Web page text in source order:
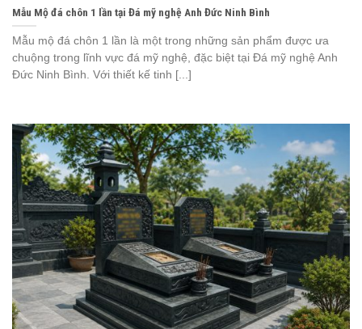
Mẫu Mộ đá chôn 1 lần tại Đá mỹ nghệ Anh Đức Ninh Bình
Mẫu mộ đá chôn 1 lần là một trong những sản phẩm được ưa
chuộng trong lĩnh vực đá mỹ nghệ, đặc biệt tại Đá mỹ nghệ Anh
Đức Ninh Bình. Với thiết kế tinh [...]